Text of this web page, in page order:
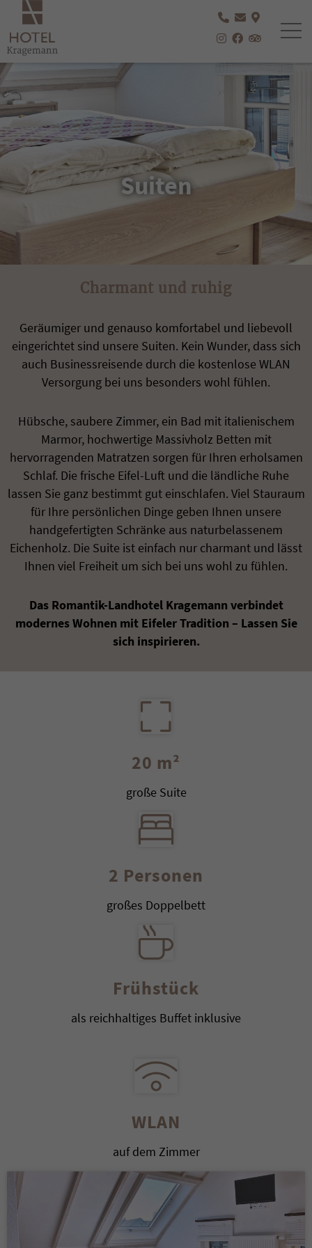
  
  
Suiten
Suiten
Charmant und ruhig
Geräumiger und genauso komfortabel und liebevoll
eingerichtet sind unsere Suiten. Kein Wunder, dass sich
auch Businessreisende durch die kostenlose WLAN
Versorgung bei uns besonders wohl fühlen.
Hübsche, saubere Zimmer, ein Bad mit italienischem
Marmor, hochwertige Massivholz Betten mit
hervorragenden Matratzen sorgen für Ihren erholsamen
Schlaf. Die frische Eifel-Luft und die ländliche Ruhe
lassen Sie ganz bestimmt gut einschlafen. Viel Stauraum
für Ihre persönlichen Dinge geben Ihnen unsere
handgefertigten Schränke aus naturbelassenem
Eichenholz. Die Suite ist einfach nur charmant und lässt
Ihnen viel Freiheit um sich bei uns wohl zu fühlen.
Das Romantik-Landhotel Kragemann verbindet
modernes Wohnen mit Eifeler Tradition – Lassen Sie
sich inspirieren.
20 m²
große Suite
2 Personen
großes Doppelbett
Frühstück
als reichhaltiges Buffet inklusive
WLAN
auf dem Zimmer